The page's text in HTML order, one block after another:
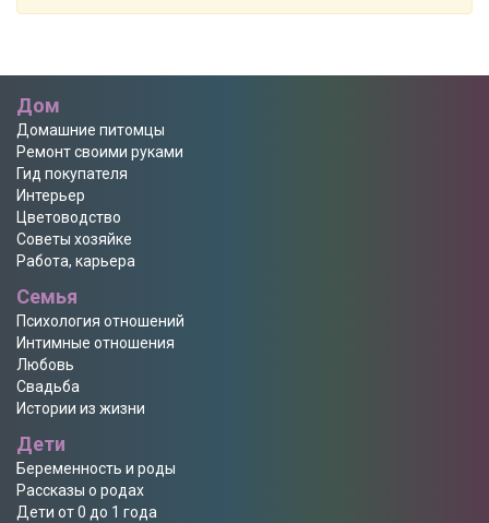
Дом
Домашние питомцы
Ремонт своими руками
Гид покупателя
Интерьер
Цветоводство
Советы хозяйке
Работа, карьера
Семья
Психология отношений
Интимные отношения
Любовь
Свадьба
Истории из жизни
Дети
Беременность и роды
Рассказы о родах
Дети от 0 до 1 года